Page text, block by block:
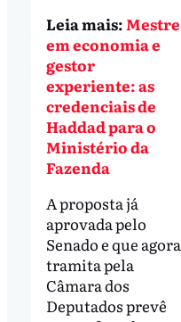
Leia mais: Mestre
em economia e
gestor
experiente: as
credenciais de
Haddad para o
Ministério da
Fazenda
A proposta já
aprovada pelo
Senado e que agora
tramita pela
Câmara dos
Deputados prevê